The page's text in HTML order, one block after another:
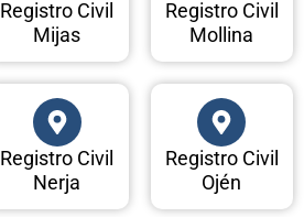
Registro Civil
Mijas
Registro Civil
Mollina
Registro Civil
Nerja
Registro Civil
Ojén